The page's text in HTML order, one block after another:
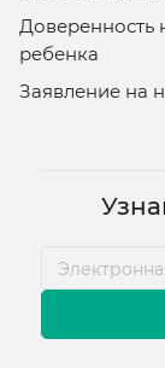
Доверенность
ребенка
Заявление на